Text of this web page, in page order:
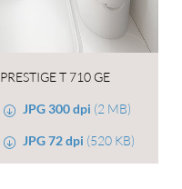
PRESTIGE T 710 GE
JPG 300 dpi (2 MB)
JPG 72 dpi (520 KB)